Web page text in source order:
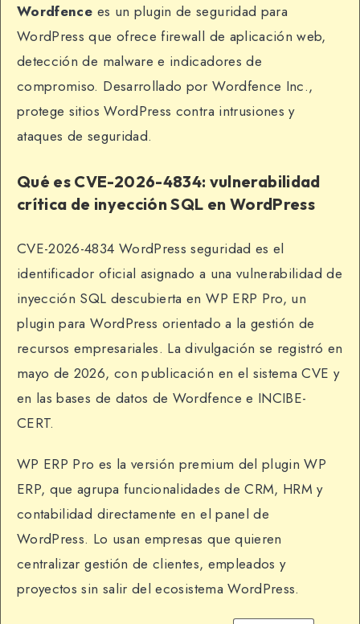
Wordfence es un plugin de seguridad para
WordPress que ofrece firewall de aplicación web,
detección de malware e indicadores de
compromiso. Desarrollado por Wordfence Inc.,
protege sitios WordPress contra intrusiones y
ataques de seguridad.
Qué es CVE-2026-4834: vulnerabilidad
crítica de inyección SQL en WordPress
CVE-2026-4834 WordPress seguridad es el
identificador oficial asignado a una vulnerabilidad de
inyección SQL descubierta en WP ERP Pro, un
plugin para WordPress orientado a la gestión de
recursos empresariales. La divulgación se registró en
mayo de 2026, con publicación en el sistema CVE y
en las bases de datos de Wordfence e INCIBE-
CERT.
WP ERP Pro es la versión premium del plugin WP
ERP, que agrupa funcionalidades de CRM, HRM y
contabilidad directamente en el panel de
WordPress. Lo usan empresas que quieren
centralizar gestión de clientes, empleados y
proyectos sin salir del ecosistema WordPress.